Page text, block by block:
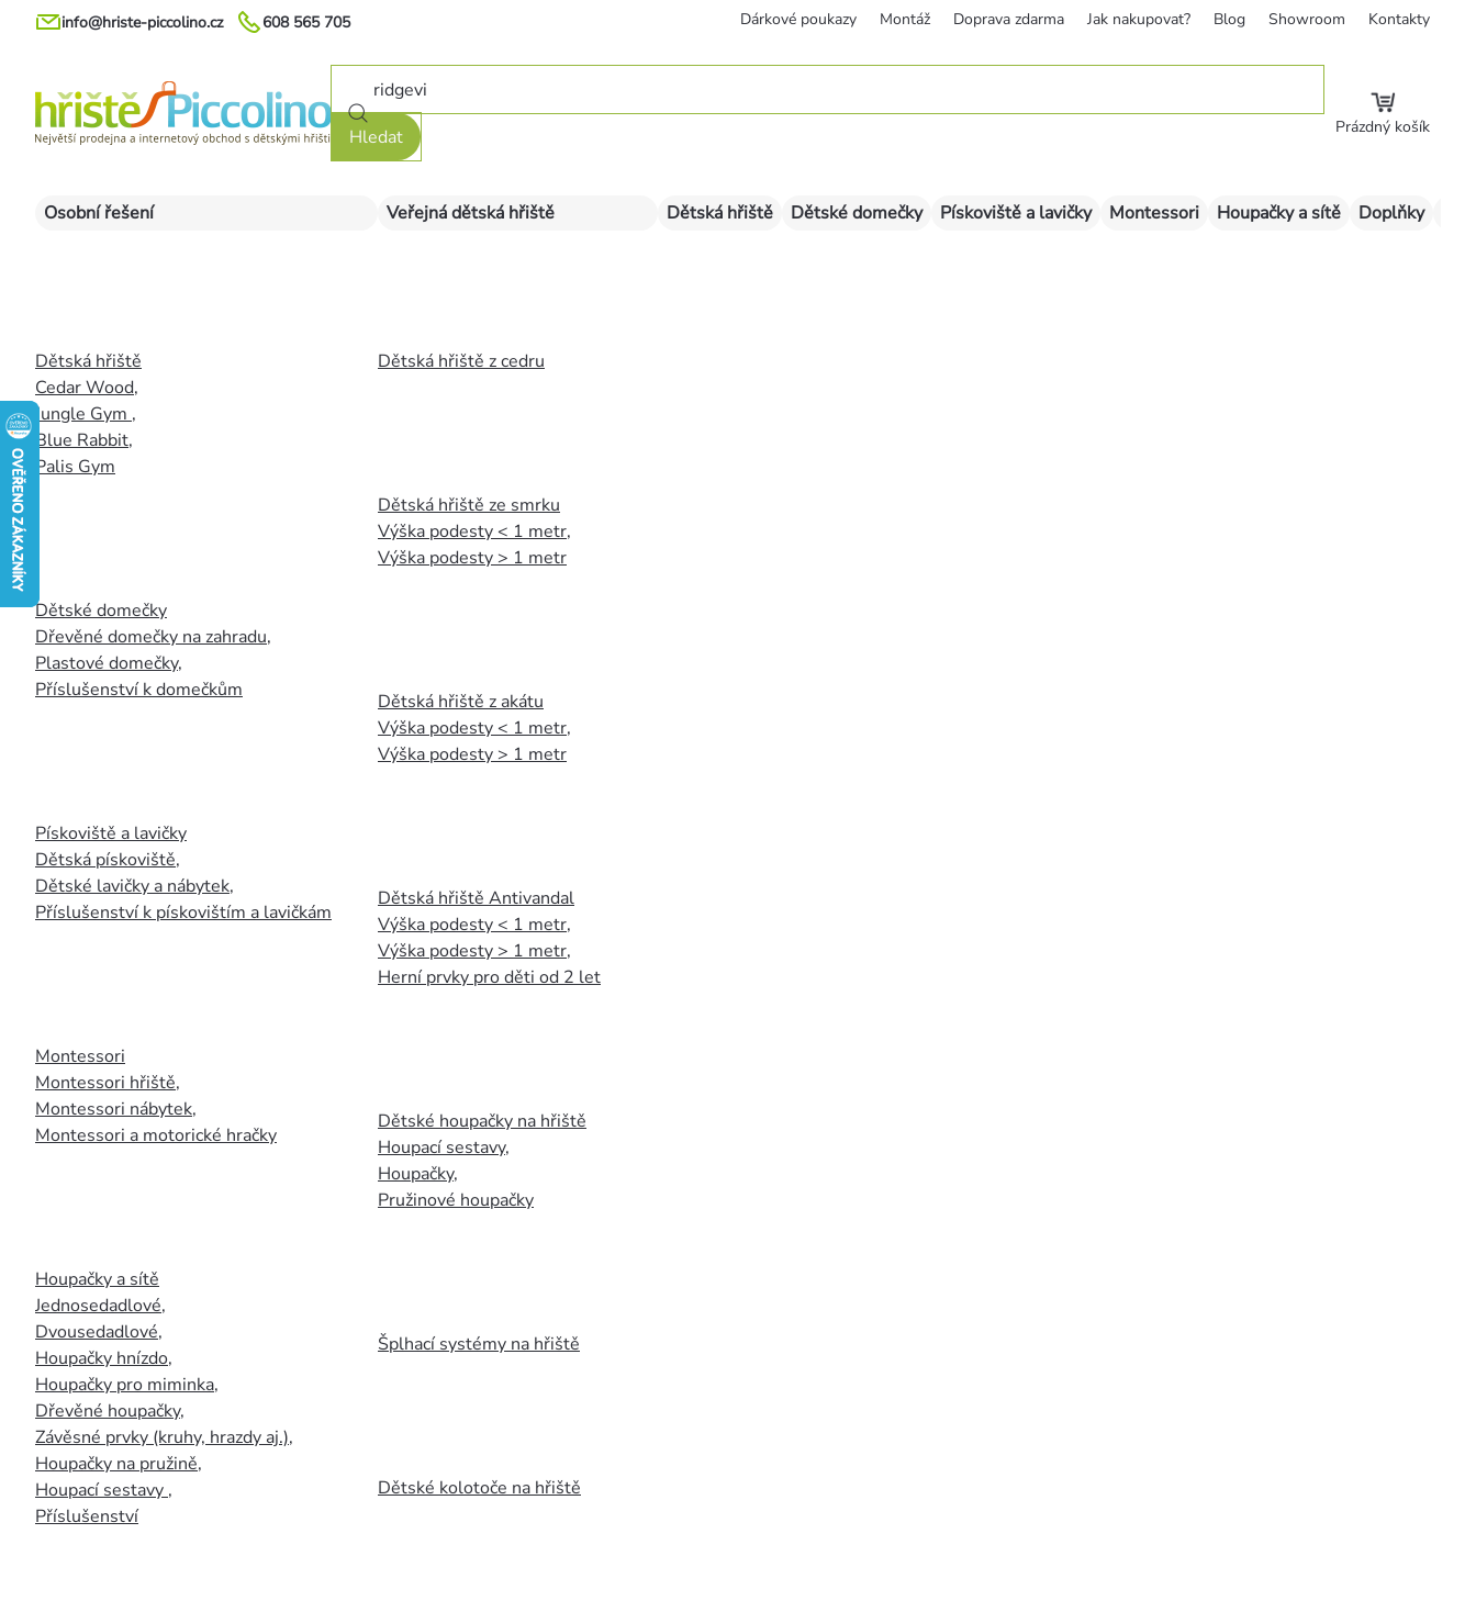
Přejít
608 565 705
info@hriste-piccolino.cz Dárkové poukazy Montáž Doprava zdarma Jak nakupovat? Blog Showroom Kontakty
Hledat Prázdný košík
Osobní řešení
Dětská hřiště
Cedar Wood,
Jungle Gym ,
Blue Rabbit,
Palis Gym
Dětské domečky
Dřevěné domečky na zahradu,
Plastové domečky,
Příslušenství k domečkům
Pískoviště a lavičky
Dětská pískoviště,
Dětské lavičky a nábytek,
Příslušenství k pískovištím a lavičkám
Montessori
Montessori hřiště,
Montessori nábytek,
Montessori a motorické hračky
Houpačky a sítě
Jednosedadlové,
Dvousedadlové,
Houpačky hnízdo,
Houpačky pro miminka,
Dřevěné houpačky,
Závěsné prvky (kruhy, hrazdy aj.),
Houpačky na pružině,
Houpací sestavy ,
Příslušenství
Veřejná dětská hřiště
Dětská hřiště z cedru
Dětská hřiště ze smrku
Výška podesty < 1 metr,
Výška podesty > 1 metr
Dětská hřiště z akátu
Výška podesty < 1 metr,
Výška podesty > 1 metr
Dětská hřiště Antivandal
Výška podesty < 1 metr,
Výška podesty > 1 metr,
Herní prvky pro děti od 2 let
Dětské houpačky na hřiště
Houpací sestavy,
Houpačky,
Pružinové houpačky
Šplhací systémy na hřiště
Dětské kolotoče na hřiště
Dětská hřiště Dětské domečky Pískoviště a lavičky Montessori Houpačky a sítě Doplňky